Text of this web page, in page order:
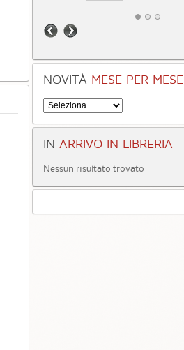
NOVITÀ MESE PER MESE
IN ARRIVO IN LIBRERIA
Nessun risultato trovato